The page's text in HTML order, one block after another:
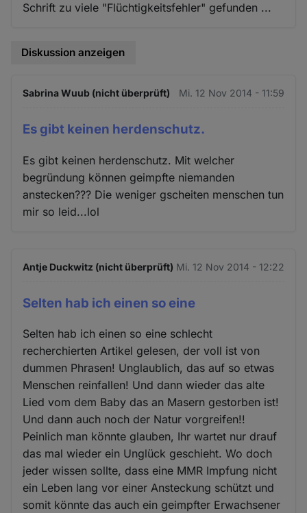
Schrift zu viele "Flüchtigkeitsfehler" gefunden ...
Diskussion anzeigen
Sabrina Wuub (nicht überprüft) Mi. 12 Nov 2014 - 11:59
Es gibt keinen herdenschutz.
Es gibt keinen herdenschutz. Mit welcher
begründung können geimpfte niemanden
anstecken??? Die weniger gscheiten menschen tun
mir so leid...lol
Antje Duckwitz (nicht überprüft) Mi. 12 Nov 2014 - 12:22
Selten hab ich einen so eine
Selten hab ich einen so eine schlecht
recherchierten Artikel gelesen, der voll ist von
dummen Phrasen! Unglaublich, das auf so etwas
Menschen reinfallen! Und dann wieder das alte
Lied vom dem Baby das an Masern gestorben ist!
Und dann auch noch der Natur vorgreifen!!
Peinlich man könnte glauben, Ihr wartet nur drauf
das mal wieder ein Unglück geschieht. Wo doch
jeder wissen sollte, dass eine MMR Impfung nicht
ein Leben lang vor einer Ansteckung schützt und
somit könnte das auch ein geimpfter Erwachsener